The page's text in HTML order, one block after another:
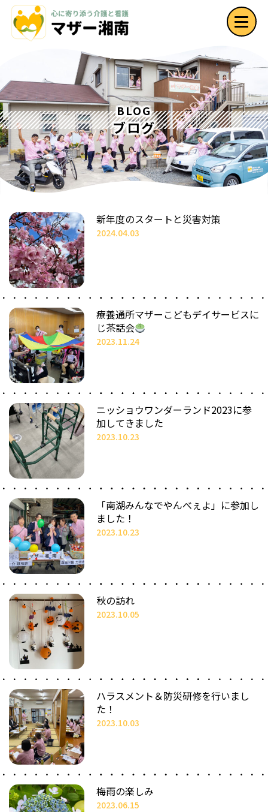
BLOG
ブログ
新年度のスタートと災害対策
2024.04.03
療養通所マザーこどもデイサービスに
じ茶話会
2023.11.24
ニッショウワンダーランド2023に参
加してきました
2023.10.23
「南湖みんなでやんべぇよ」に参加し
ました！
2023.10.23
秋の訪れ
2023.10.05
ハラスメント＆防災研修を行いまし
た！
2023.10.03
梅雨の楽しみ
2023.06.15